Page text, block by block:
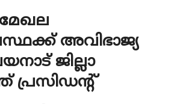
അവിഭാജ്യ
ജില്ലാ
പ്രസിഡന്റ്